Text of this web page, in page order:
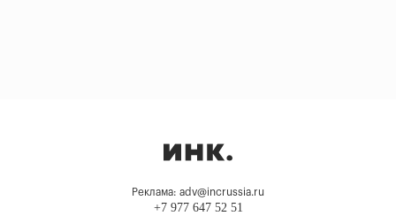
Реклама: adv@incrussia.ru
+7 977 647 52 51